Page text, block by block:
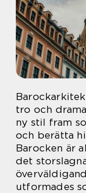
tro och
ny stil fram
och berätta
Barocken är
det
utformades